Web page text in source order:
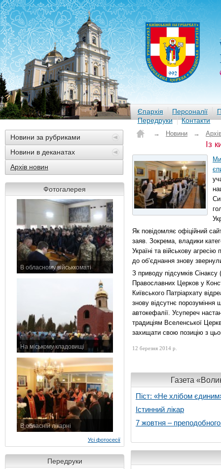
Єпархія Персоналії
Передруки
Контакти
Новини за рубриками
Новини в деканатах
Архів новин
Фотогалерея
В обласному військкоматі
На міському кладовищі
В обласній лікарні
Усі фотосесії
Передруки
→ Новини →
Із
Як повідомляє офіційний
заяв. Зокрема, владики
Україні та військову
до об’єднання знову
З приводу підсумків Сінаксу
Православних Церков у
Київського Патріархату
знову відсутнє
автокефалії. Усупереч
традиціям Вселенської
захищати свою позицію з
12 березня 2014 р.
Газета
Піст: «Не хлібом
Істинний лікар
7 жовтня –